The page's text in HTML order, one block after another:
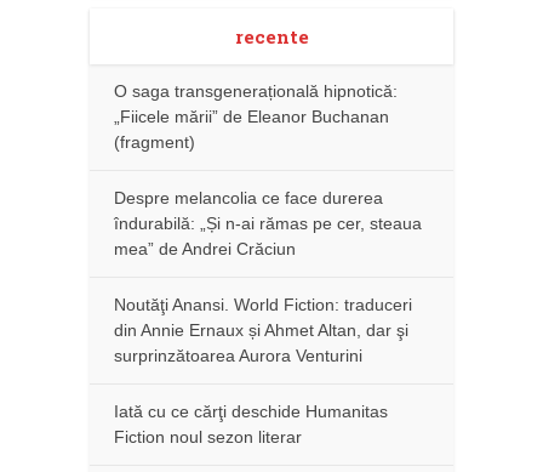
recente
O saga transgenerațională hipnotică:
„Fiicele mării” de Eleanor Buchanan
(fragment)
Despre melancolia ce face durerea
îndurabilă: „Și n-ai rămas pe cer, steaua
mea” de Andrei Crăciun
Noutăţi Anansi. World Fiction: traduceri
din Annie Ernaux și Ahmet Altan, dar şi
surprinzătoarea Aurora Venturini
Iată cu ce cărţi deschide Humanitas
Fiction noul sezon literar